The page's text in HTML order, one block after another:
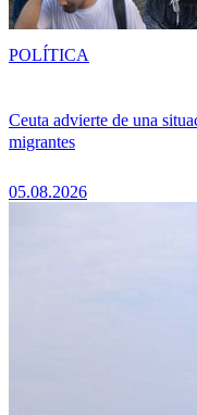
Ceuta advierte de una
migrantes
05.08.2026
POLÍTICA